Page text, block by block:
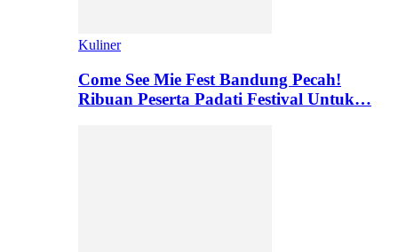
Kuliner
Come See Mie Fest Bandung Pecah!
Ribuan Peserta Padati Festival Untuk…